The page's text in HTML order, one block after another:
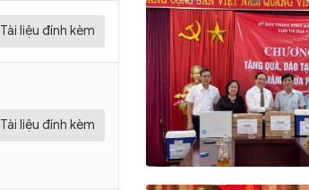
Tài liệu đính kèm
Tài liệu đính kèm